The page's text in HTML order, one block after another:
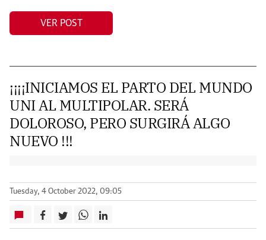
VER POST
¡¡¡¡INICIAMOS EL PARTO DEL MUNDO
UNI AL MULTIPOLAR. SERÁ
DOLOROSO, PERO SURGIRÁ ALGO
NUEVO !!!
Tuesday, 4 October 2022, 09:05